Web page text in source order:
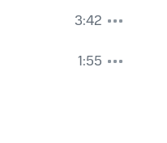
3:42
1:55